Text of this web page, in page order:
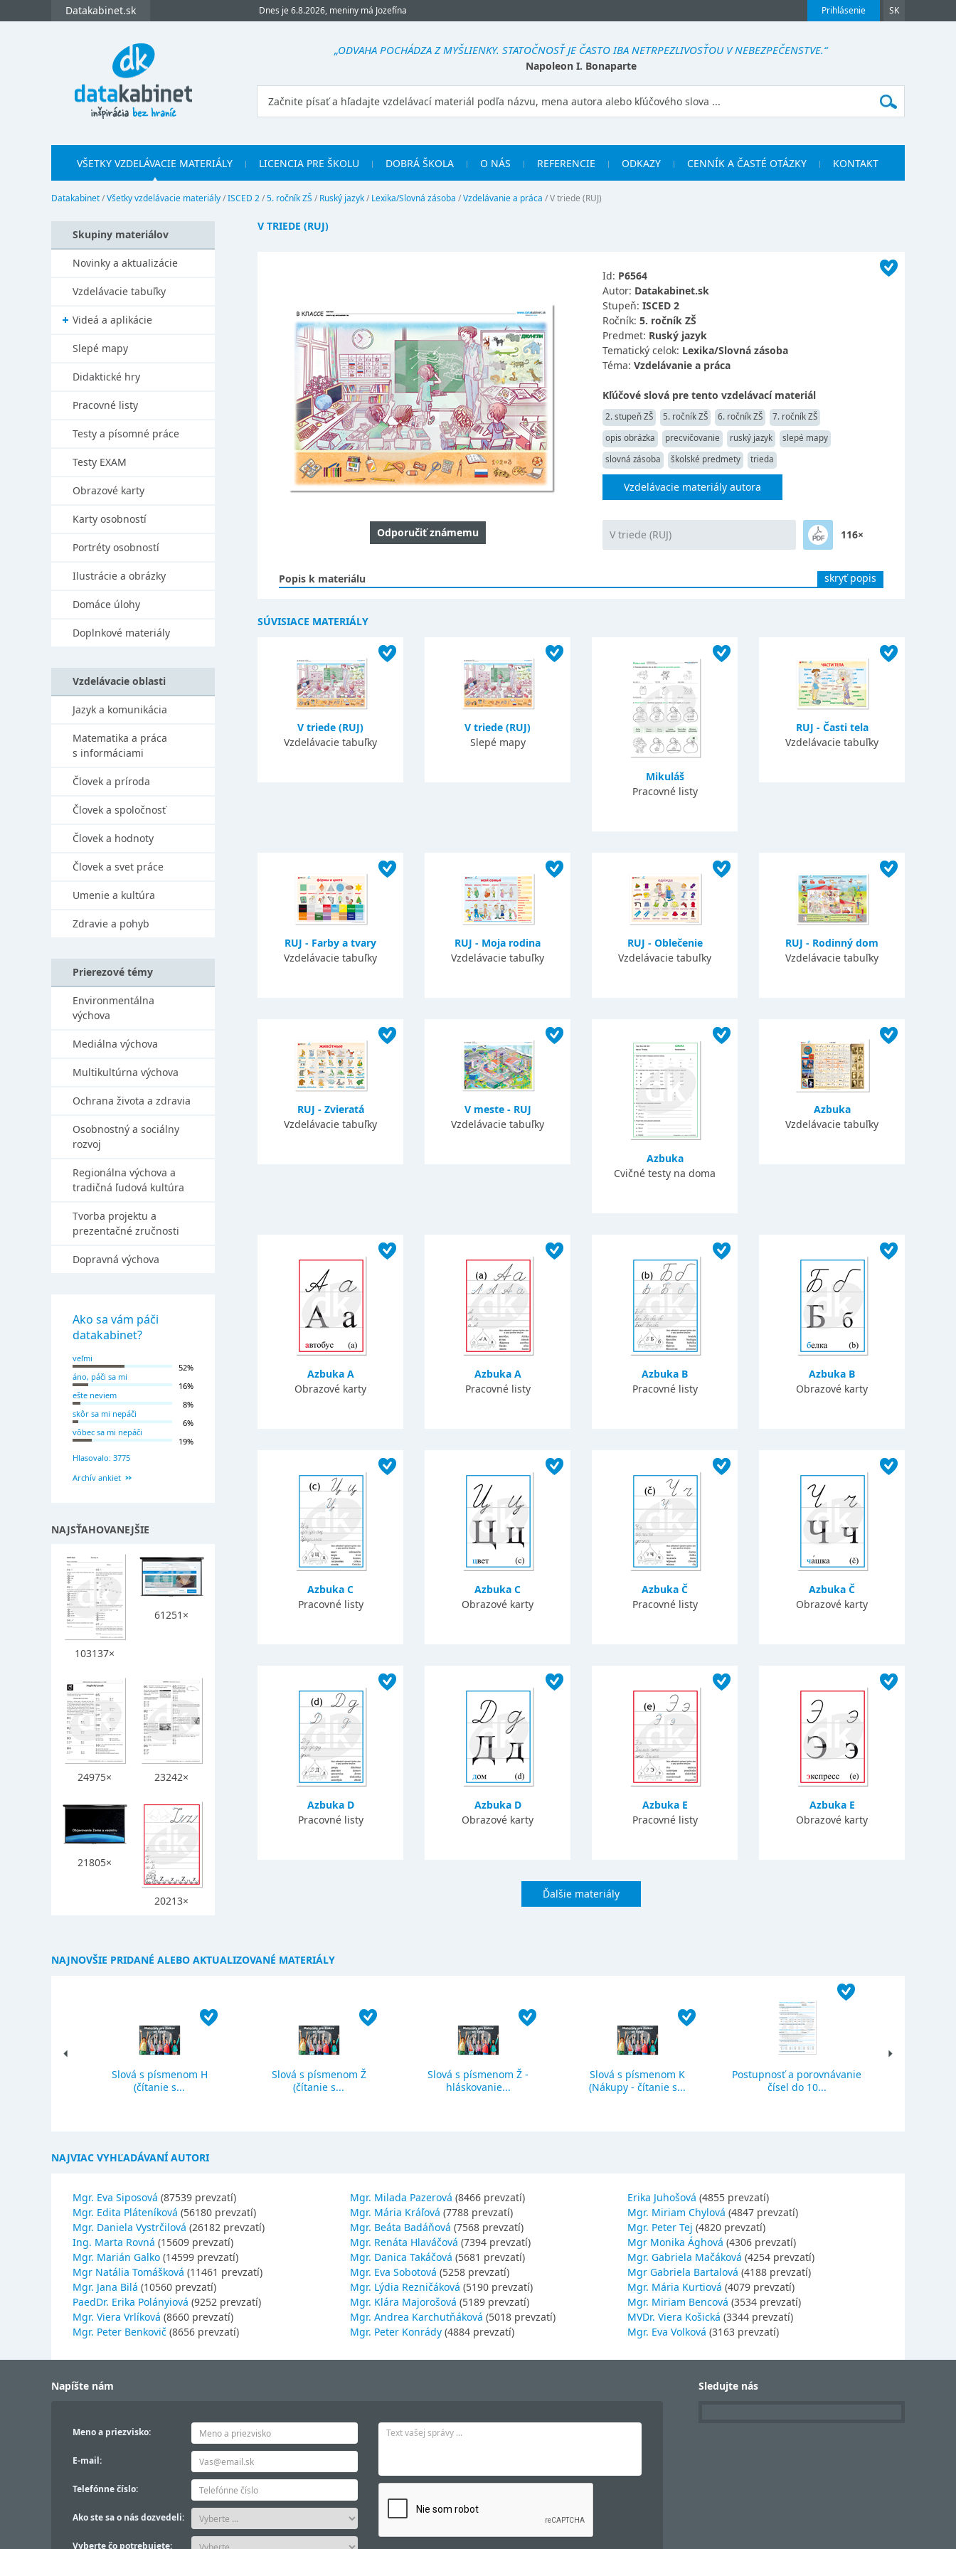
Prihlásenie SK
Datakabinet.sk Dnes je 6.8.2026, meniny má Jozefína
„ODVAHA POCHÁDZA Z MYŠLIENKY. STATOČNOSŤ JE ČASTO IBA NETRPEZLIVOSŤOU V NEBEZPEČENSTVE.“
Napoleon I. Bonaparte
VŠETKY VZDELÁVACIE MATERIÁLY LICENCIA PRE ŠKOLU DOBRÁ ŠKOLA O NÁS REFERENCIE ODKAZY CENNÍK A ČASTÉ OTÁZKY KONTAKT
Datakabinet/Všetky vzdelávacie materiály/ISCED 2/5. ročník ZŠ / Ruský jazyk/ Lexika/Slovná zásoba /Vzdelávanie a práca /V triede (RUJ)
V TRIEDE (RUJ)
Odporučiť známemu
Id: P6564
Autor: Datakabinet.sk
Stupeň: ISCED 2
Ročník: 5. ročník ZŠ
Predmet: Ruský jazyk
Tematický celok: Lexika/Slovná zásoba
Téma: Vzdelávanie a práca
Kľúčové slová pre tento vzdelávací materiál
2. stupeň ZŠ 5. ročník ZŠ 6. ročník ZŠ
7. ročník ZŠ
opis obrázka
precvičovanie ruský jazyk
slepé mapy
slovná zásoba
školské predmety trieda
Vzdelávacie materiály autora
V triede (RUJ) 116×
Popis k materiálu skryť popis
SÚVISIACE MATERIÁLY
V triede (RUJ)
Vzdelávacie tabuľky
V triede (RUJ)
Slepé mapy
Mikuláš
Pracovné listy
RUJ - Časti tela
Vzdelávacie tabuľky
RUJ - Farby a tvary
Vzdelávacie tabuľky
RUJ - Moja rodina
Vzdelávacie tabuľky
RUJ - Oblečenie
Vzdelávacie tabuľky
RUJ - Rodinný dom
Vzdelávacie tabuľky
RUJ - Zvieratá
Vzdelávacie tabuľky
V meste - RUJ
Vzdelávacie tabuľky
Azbuka
Cvičné testy na doma
Azbuka
Vzdelávacie tabuľky
Azbuka A
Obrazové karty
Azbuka A
Pracovné listy
Azbuka B
Pracovné listy
Azbuka B
Obrazové karty
Azbuka C
Pracovné listy
Azbuka C
Obrazové karty
Azbuka Č
Pracovné listy
Azbuka Č
Obrazové karty
Azbuka D
Pracovné listy
Azbuka D
Obrazové karty
Azbuka E
Pracovné listy
Azbuka E
Obrazové karty
Ďalšie materiály
Skupiny materiálov
Novinky a aktualizácie
Vzdelávacie tabuľky
Videá a aplikácie
Slepé mapy
Didaktické hry
Pracovné listy
Testy a písomné práce
Testy EXAM
Obrazové karty
Karty osobností
Portréty osobností
Ilustrácie a obrázky
Domáce úlohy
Doplnkové materiály
Vzdelávacie oblasti
Jazyk a komunikácia
Matematika a práca
s informáciami
Človek a príroda
Človek a spoločnosť
Človek a hodnoty
Človek a svet práce
Umenie a kultúra
Zdravie a pohyb
Prierezové témy
Environmentálna
výchova
Mediálna výchova
Multikultúrna výchova
Ochrana života a zdravia
Osobnostný a sociálny
rozvoj
Regionálna výchova a
tradičná ľudová kultúra
Tvorba projektu a
prezentačné zručnosti
Dopravná výchova
Ako sa vám páči
datakabinet?
veľmi
52%
áno, páči sa mi
16%
ešte neviem
8%
skôr sa mi nepáči
6%
vôbec sa mi nepáči
19%
Hlasovalo: 3775
Archív ankiet
NAJSŤAHOVANEJŠIE
103137×
61251×
24975× 23242×
21805×
20213×
NAJNOVŠIE PRIDANÉ ALEBO AKTUALIZOVANÉ MATERIÁLY
Slová s písmenom H
(čítanie s...
Slová s písmenom Ž
(čítanie s...
Slová s písmenom Ž -
hláskovanie...
Slová s písmenom K
(Nákupy - čítanie s...
Postupnosť a porovnávanie
čísel do 10...
NAJVIAC VYHĽADÁVANÍ AUTORI
Mgr. Eva Siposová (87539 prevzatí)
Mgr. Edita Pláteníková (56180 prevzatí)
Mgr. Daniela Vystrčilová (26182 prevzatí)
Ing. Marta Rovná (15609 prevzatí)
Mgr. Marián Galko (14599 prevzatí)
Mgr Natália Tomášková (11461 prevzatí)
Mgr. Jana Bilá (10560 prevzatí)
PaedDr. Erika Polányiová (9252 prevzatí)
Mgr. Viera Vrlíková (8660 prevzatí)
Mgr. Peter Benkovič (8656 prevzatí)
Mgr. Milada Pazerová (8466 prevzatí)
Mgr. Mária Kráľová (7788 prevzatí)
Mgr. Beáta Badáňová (7568 prevzatí)
Mgr. Renáta Hlaváčová (7394 prevzatí)
Mgr. Danica Takáčová (5681 prevzatí)
Mgr. Eva Sobotová (5258 prevzatí)
Mgr. Lýdia Rezničáková (5190 prevzatí)
Mgr. Klára Majorošová (5189 prevzatí)
Mgr. Andrea Karchutňáková (5018 prevzatí)
Mgr. Peter Konrády (4884 prevzatí)
Erika Juhošová (4855 prevzatí)
Mgr. Miriam Chylová (4847 prevzatí)
Mgr. Peter Tej (4820 prevzatí)
Mgr Monika Ághová (4306 prevzatí)
Mgr. Gabriela Mačáková (4254 prevzatí)
Mgr Gabriela Bartalová (4188 prevzatí)
Mgr. Mária Kurtiová (4079 prevzatí)
Mgr. Miriam Bencová (3534 prevzatí)
MVDr. Viera Košická (3344 prevzatí)
Mgr. Eva Volková (3163 prevzatí)
Napíšte nám
Meno a priezvisko:
E-mail:
Telefónne číslo:
Ako ste sa o nás dozvedeli:
Vyberte čo potrebujete:
Sledujte nás